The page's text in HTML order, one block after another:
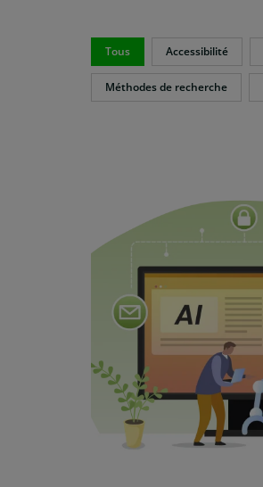
Tous Accessibilité
Méthodes de recherche